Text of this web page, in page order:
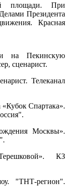
площади. При
Президента
Красная
на Пекинскую
сценарист.
Телеканал
Спартака».
Москвы».
КЗ
"ТНТ-регион".